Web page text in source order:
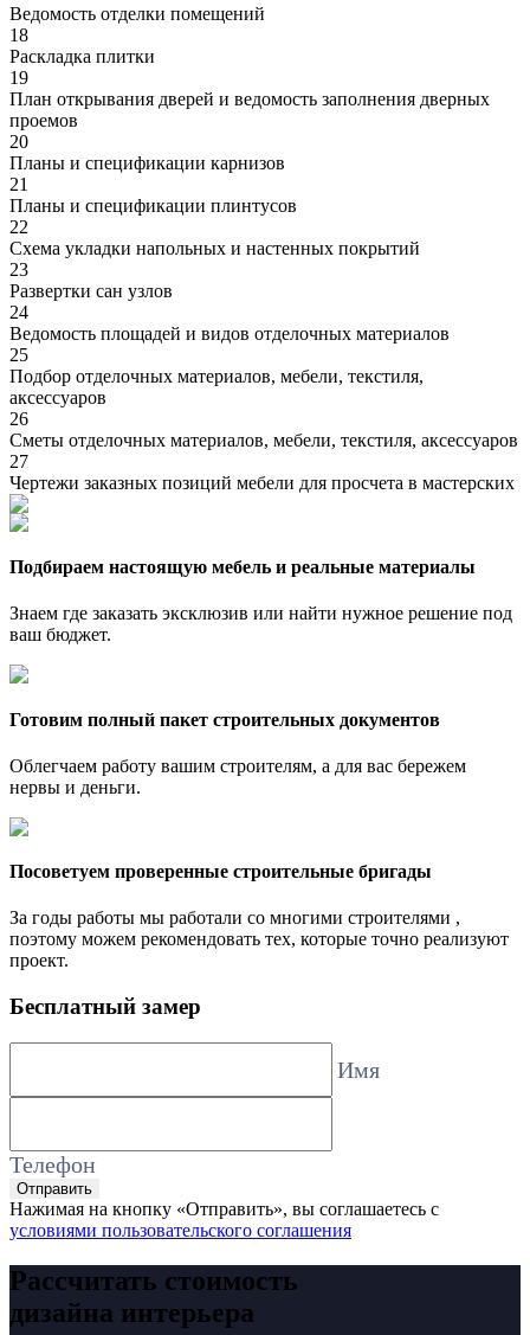
Ведомость отделки помещений
18
Раскладка плитки
19
План открывания дверей и ведомость заполнения дверных
проемов
20
Планы и спецификации карнизов
21
Планы и спецификации плинтусов
22
Cхема укладки напольных и настенных покрытий
23
Развертки сан узлов
24
Ведомость площадей и видов отделочных материалов
25
Подбор отделочных материалов, мебели, текстиля,
аксессуаров
26
Сметы отделочных материалов, мебели, текстиля, аксессуаров
27
Чертежи заказных позиций мебели для просчета в мастерских
Подбираем настоящую мебель и реальные материалы
Знаем где заказать эксклюзив или найти нужное решение под
ваш бюджет.
Готовим полный пакет строительных документов
Облегчаем работу вашим строителям, а для вас бережем
нервы и деньги.
Посоветуем проверенные строительные бригады
За годы работы мы работали со многими строителями ,
поэтому можем рекомендовать тех, которые точно реализуют
проект.
Бесплатный замер
Имя
Телефон
Отправить
Нажимая на кнопку «Отправить», вы соглашаетесь с
условиями пользовательского соглашения
Рассчитать стоимость
дизайна интерьера